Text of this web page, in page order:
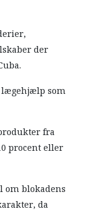
der
lægehjælp som
fra
procent eller
om blokadens
da